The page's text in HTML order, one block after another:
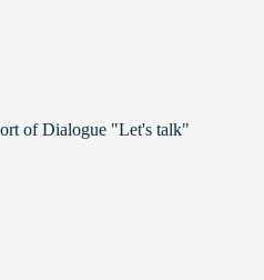
of Dialogue "Let's talk"